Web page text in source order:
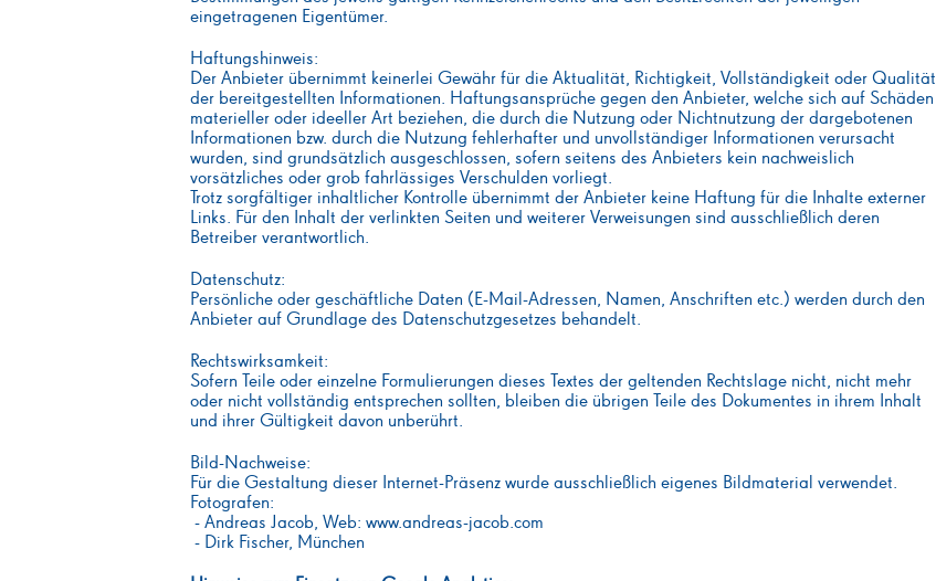
eingetragenen Eigentümer.
Haftungshinweis:
Der Anbieter übernimmt keinerlei Gewähr für die Aktualität, Richtigkeit, Vollständigkeit oder Qualität
der bereitgestellten Informationen. Haftungsansprüche gegen den Anbieter, welche sich auf Schäden
materieller oder ideeller Art beziehen, die durch die Nutzung oder Nichtnutzung der dargebotenen
Informationen bzw. durch die Nutzung fehlerhafter und unvollständiger Informationen verursacht
wurden, sind grundsätzlich ausgeschlossen, sofern seitens des Anbieters kein nachweislich
vorsätzliches oder grob fahrlässiges Verschulden vorliegt.
Trotz sorgfältiger inhaltlicher Kontrolle übernimmt der Anbieter keine Haftung für die Inhalte externer
Links. Für den Inhalt der verlinkten Seiten und weiterer Verweisungen sind ausschließlich deren
Betreiber verantwortlich.
Datenschutz:
Persönliche oder geschäftliche Daten (E-Mail-Adressen, Namen, Anschriften etc.) werden durch den
Anbieter auf Grundlage des Datenschutzgesetzes behandelt.
Rechtswirksamkeit:
Sofern Teile oder einzelne Formulierungen dieses Textes der geltenden Rechtslage nicht, nicht mehr
oder nicht vollständig entsprechen sollten, bleiben die übrigen Teile des Dokumentes in ihrem Inhalt
und ihrer Gültigkeit davon unberührt.
Bild-Nachweise:
Für die Gestaltung dieser Internet-Präsenz wurde ausschließlich eigenes Bildmaterial verwendet.
Fotografen:
- Andreas Jacob, Web: www.andreas-jacob.com
- Dirk Fischer, München